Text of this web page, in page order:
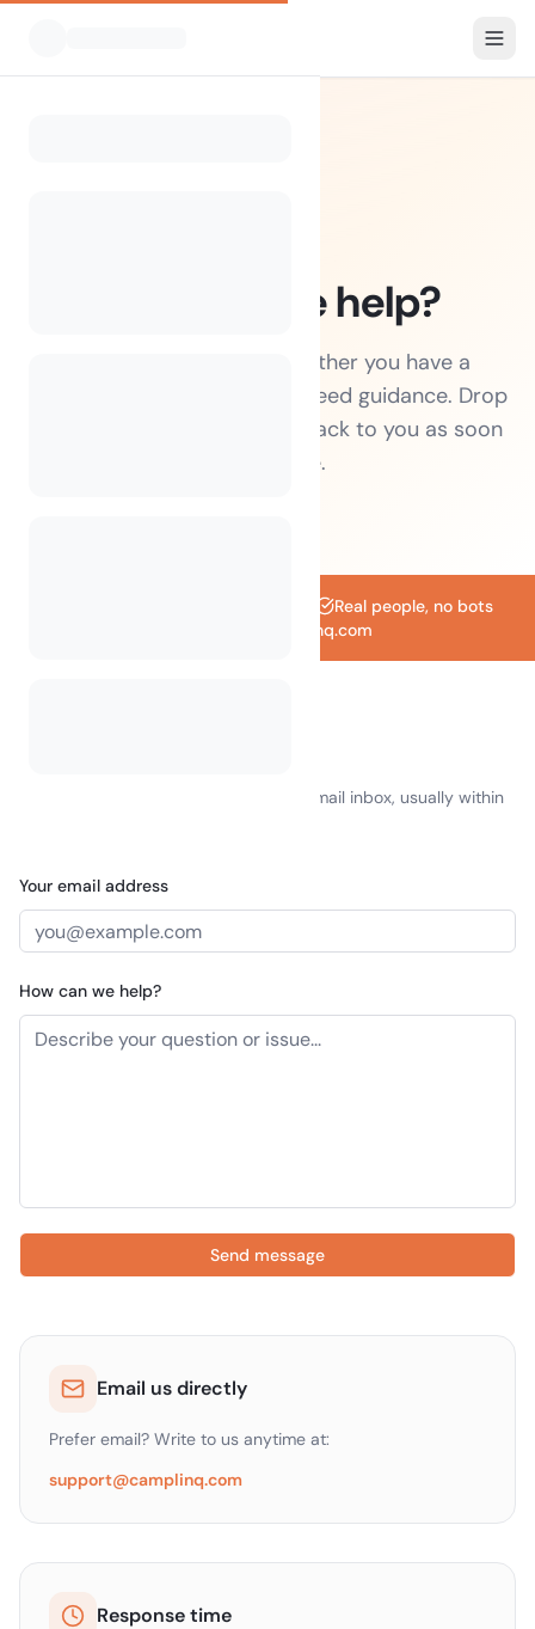
How can we help?
We're here for you — whether you have a
question, a problem, or just need guidance. Drop
us a message and we'll get back to you as soon
as possible.
Real people, no bots
support@camplinq.com
Fill in the form and we'll reply to your email inbox, usually within
Your email address
How can we help?
Send message
Email us directly
Prefer email? Write to us anytime at:
support@camplinq.com
Response time